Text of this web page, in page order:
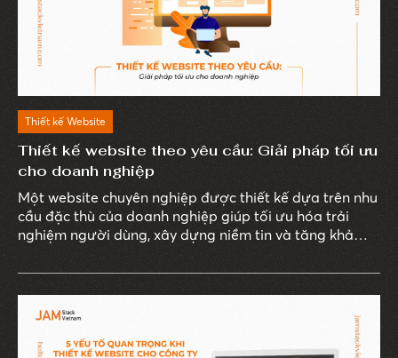
Thiết kế Website
Thiết kế website theo yêu cầu: Giải pháp tối ưu
cho doanh nghiệp
Một website chuyên nghiệp được thiết kế dựa trên nhu
cầu đặc thù của doanh nghiệp giúp tối ưu hóa trải
nghiệm người dùng, xây dựng niềm tin và tăng khả